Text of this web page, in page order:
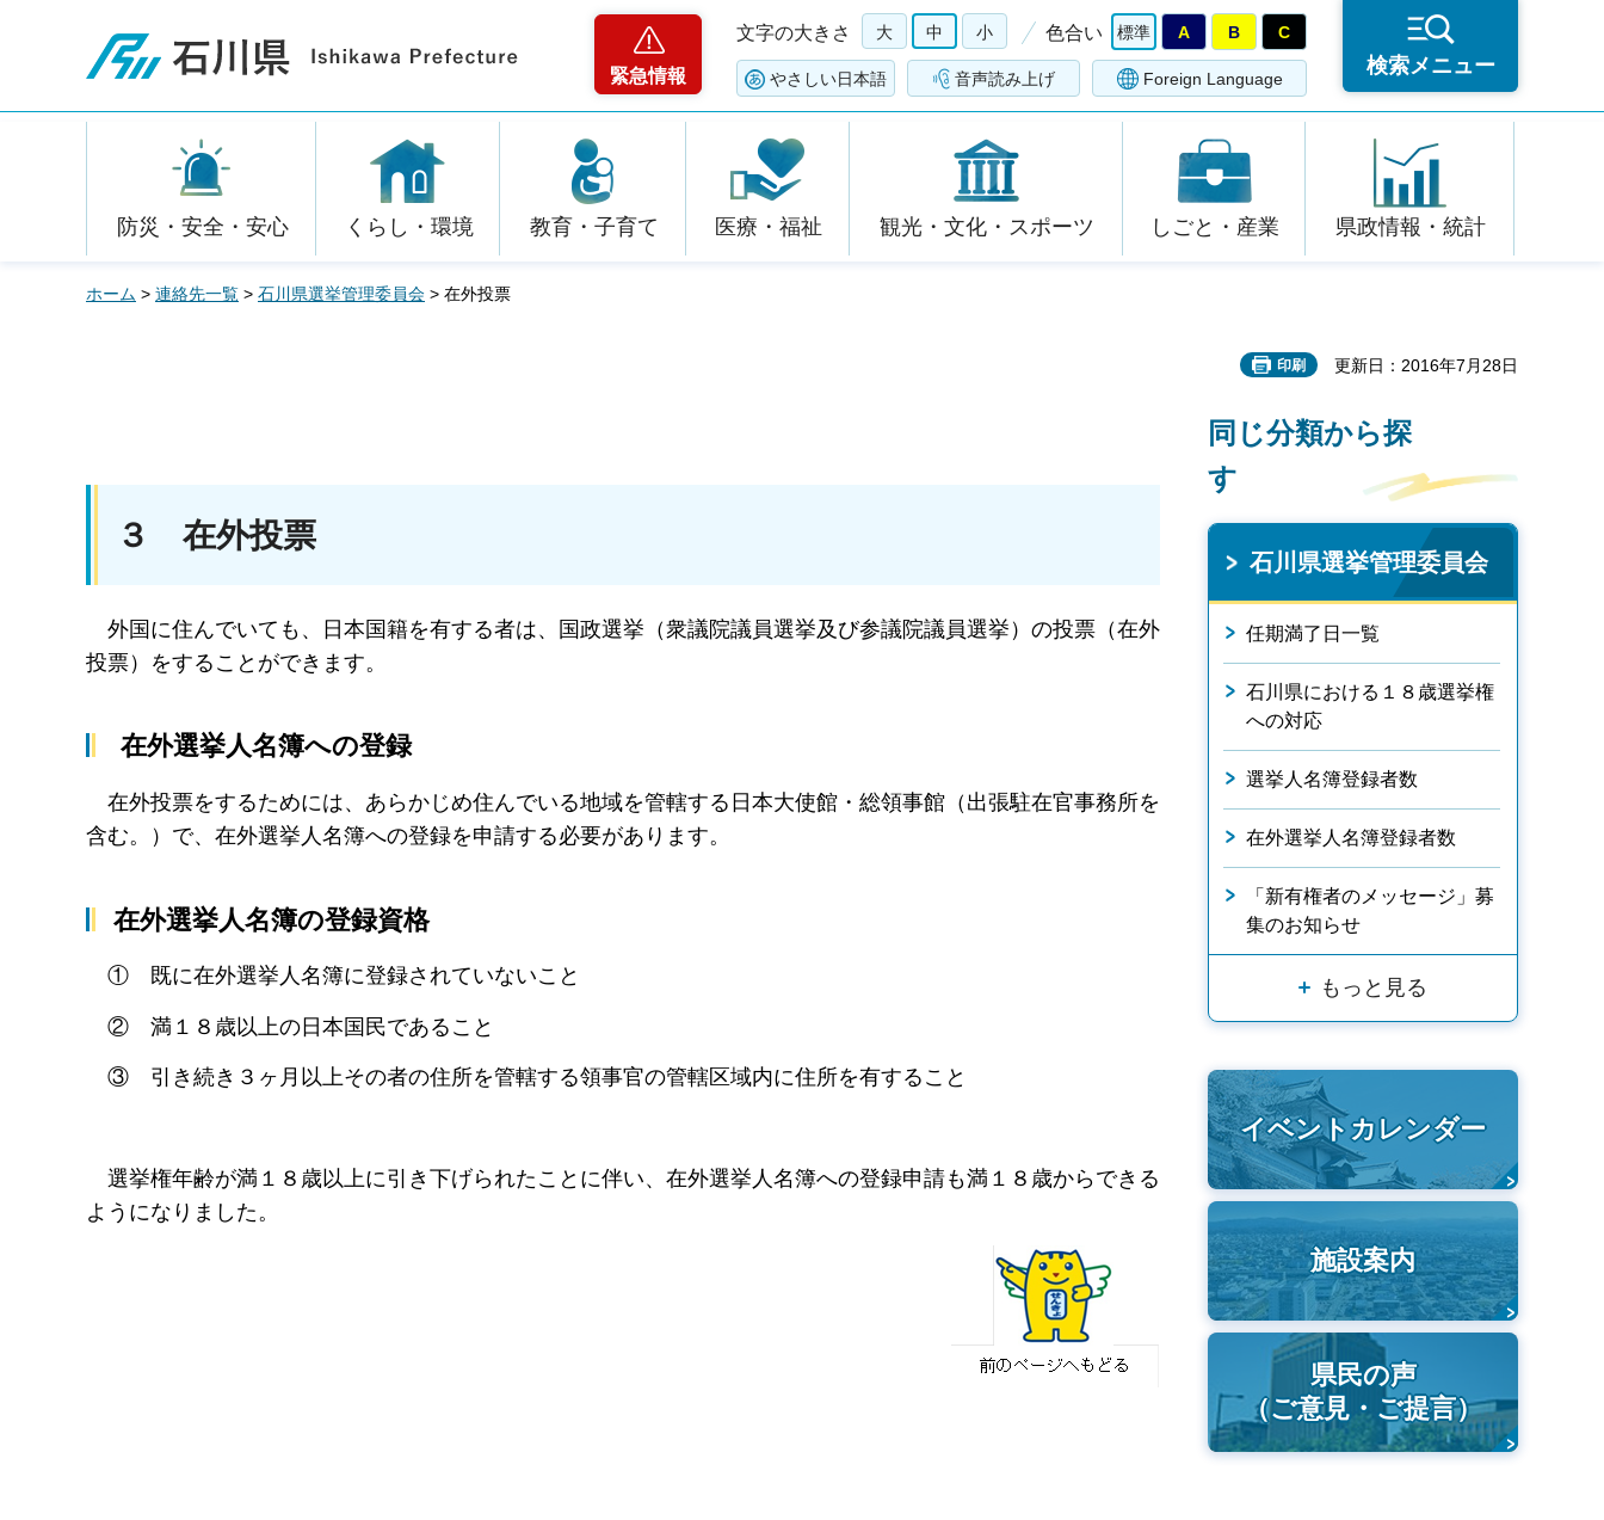
石川県
緊急情報
文字の大きさ 大 中 小 色合い 標準 A B C
やさしい日本語 音声読み上げ Foreign Language
検索メニュー
防災・安全・安心 くらし・環境 教育・子育て 医療・福祉 観光・文化・スポーツ しごと・産業 県政情報・統計
ホーム > 連絡先一覧 > 石川県選挙管理委員会 > 在外投票
印刷 更新日：2016年7月28日
３ 在外投票
外国に住んでいても、日本国籍を有する者は、国政選挙（衆議院議員選挙及び参議院議員選挙）の投票（在外
投票）をすることができます。
在外選挙人名簿への登録
在外投票をするためには、あらかじめ住んでいる地域を管轄する日本大使館・総領事館（出張駐在官事務所を
含む。）で、在外選挙人名簿への登録を申請する必要があります。
在外選挙人名簿の登録資格
① 既に在外選挙人名簿に登録されていないこと
② 満１８歳以上の日本国民であること
③ 引き続き３ヶ月以上その者の住所を管轄する領事官の管轄区域内に住所を有すること
選挙権年齢が満１８歳以上に引き下げられたことに伴い、在外選挙人名簿への登録申請も満１８歳からできる
ようになりました。
同じ分類から探
す
石川県選挙管理委員会
任期満了日一覧
石川県における１８歳選挙権
への対応
選挙人名簿登録者数
在外選挙人名簿登録者数
「新有権者のメッセージ」募
集のお知らせ
もっと見る
イベントカレンダー
施設案内
県民の声
（ご意見・ご提言）